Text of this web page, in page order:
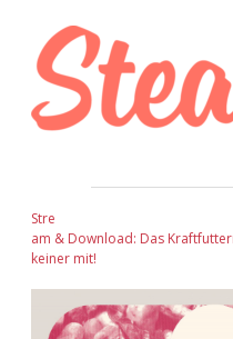
Stre
am & Download: Das
keiner mit!